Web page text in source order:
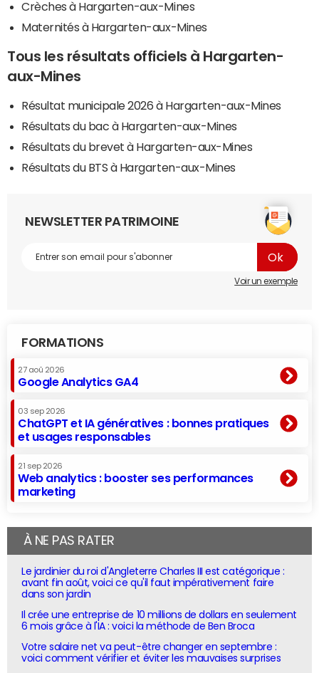
Crèches à Hargarten-aux-Mines
Maternités à Hargarten-aux-Mines
Tous les résultats officiels à Hargarten-
aux-Mines
Résultat municipale 2026 à Hargarten-aux-Mines
Résultats du bac à Hargarten-aux-Mines
Résultats du brevet à Hargarten-aux-Mines
Résultats du BTS à Hargarten-aux-Mines
NEWSLETTER PATRIMOINE
Voir un exemple
FORMATIONS
27 aoû 2026
Google Analytics GA4
03 sep 2026
ChatGPT et IA génératives : bonnes pratiques
et usages responsables
21 sep 2026
Web analytics : booster ses performances
marketing
À NE PAS RATER
Le jardinier du roi d'Angleterre Charles III est catégorique :
avant fin août, voici ce qu'il faut impérativement faire
dans son jardin
Il crée une entreprise de 10 millions de dollars en seulement
6 mois grâce à l'IA : voici la méthode de Ben Broca
Votre salaire net va peut-être changer en septembre :
voici comment vérifier et éviter les mauvaises surprises